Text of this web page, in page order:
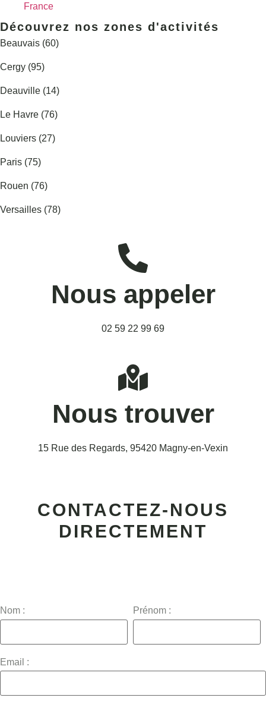
France
Découvrez nos zones d'activités
Beauvais (60)
Cergy (95)
Deauville (14)
Le Havre (76)
Louviers (27)
Paris (75)
Rouen (76)
Versailles (78)
Nous appeler
02 59 22 99 69
Nous trouver
15 Rue des Regards, 95420 Magny-en-Vexin
CONTACTEZ-NOUS
DIRECTEMENT
Nom : Prénom :
Email :